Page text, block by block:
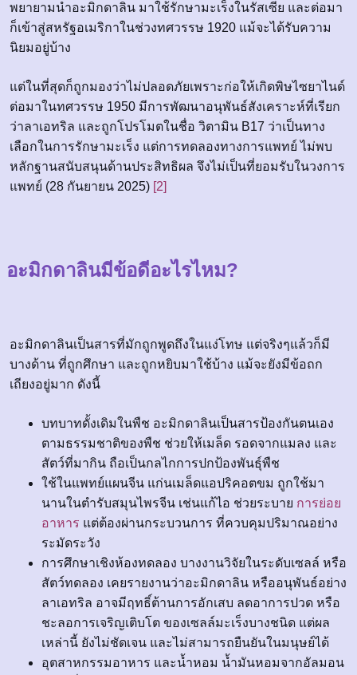
พยายามนำอะมิกดาลิน มาใช้รักษามะเร็งในรัสเซีย และต่อมา
ก็เข้าสู่สหรัฐอเมริกาในช่วงทศวรรษ 1920 แม้จะได้รับความ
นิยมอยู่บ้าง
แต่ในที่สุดก็ถูกมองว่าไม่ปลอดภัยเพราะก่อให้เกิดพิษไซยาไนด์
ต่อมาในทศวรรษ 1950 มีการพัฒนาอนุพันธ์สังเคราะห์ที่เรียก
ว่าลาเอทริล และถูกโปรโมตในชื่อ วิตามิน B17 ว่าเป็นทาง
เลือกในการรักษามะเร็ง แต่การทดลองทางการแพทย์ ไม่พบ
หลักฐานสนับสนุนด้านประสิทธิผล จึงไม่เป็นที่ยอมรับในวงการ
แพทย์ (28 กันยายน 2025) [2]
อะมิกดาลินมีข้อดีอะไรไหม?
อะมิกดาลินเป็นสารที่มักถูกพูดถึงในแง่โทษ แต่จริงๆแล้วก็มี
บางด้าน ที่ถูกศึกษา และถูกหยิบมาใช้บ้าง แม้จะยังมีข้อถก
เถียงอยู่มาก ดังนี้
บทบาทดั้งเดิมในพืช อะมิกดาลินเป็นสารป้องกันตนเอง
ตามธรรมชาติของพืช ช่วยให้เมล็ด รอดจากแมลง และ
สัตว์ที่มากิน ถือเป็นกลไกการปกป้องพันธุ์พืช
ใช้ในแพทย์แผนจีน แก่นเมล็ดแอปริคอตขม ถูกใช้มา
นานในตำรับสมุนไพรจีน เช่นแก้ไอ ช่วยระบาย การย่อย
อาหาร แต่ต้องผ่านกระบวนการ ที่ควบคุมปริมาณอย่าง
ระมัดระวัง
การศึกษาเชิงห้องทดลอง บางงานวิจัยในระดับเซลล์ หรือ
สัตว์ทดลอง เคยรายงานว่าอะมิกดาลิน หรืออนุพันธ์อย่าง
ลาเอทริล อาจมีฤทธิ์ต้านการอักเสบ ลดอาการปวด หรือ
ชะลอการเจริญเติบโต ของเซลล์มะเร็งบางชนิด แต่ผล
เหล่านี้ ยังไม่ชัดเจน และไม่สามารถยืนยันในมนุษย์ได้
อุตสาหกรรมอาหาร และน้ำหอม น้ำมันหอมจากอัลมอน